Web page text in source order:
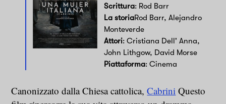
Scrittura: Rod Barr
La storiaRod Barr, Alejandro
Monteverde
Attori: Cristiana Dell' Anna,
John Lithgow, David Morse
Piattaforma: Cinema
Canonizzato dalla Chiesa cattolica,Cabrini Questo